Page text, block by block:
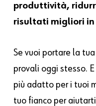
produttività,
risultati migliori in
Se vuoi portare la tua
provali oggi stesso.
più adatto per i tuoi
tuo fianco per